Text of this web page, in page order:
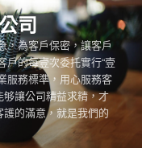
司
，為客戶保密，讓客戶
戶的每壹次委托實行“壹
服務標準，用心服務客
讓公司精益求精，才
的滿意，就是我們的